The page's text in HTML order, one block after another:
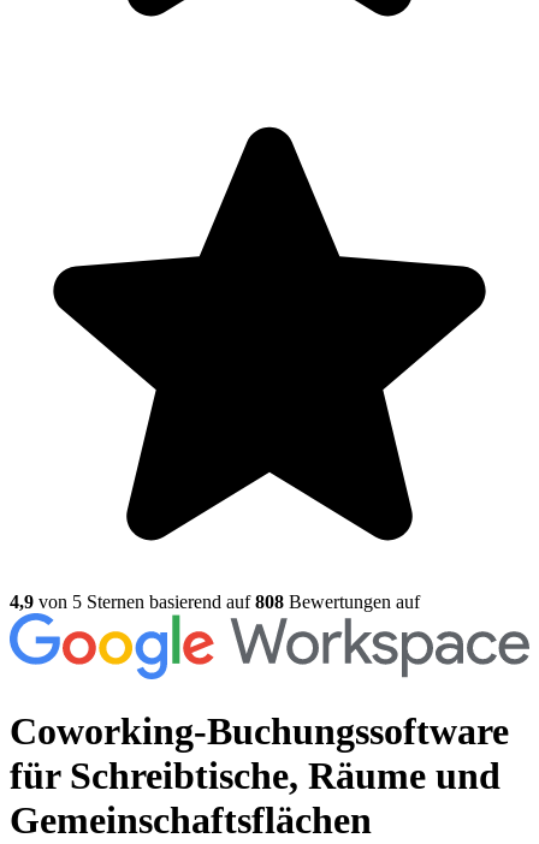
4,9 von 5 Sternen basierend auf808 Bewertungen auf
Coworking-Buchungssoftware
für Schreibtische, Räume und
Gemeinschaftsflächen